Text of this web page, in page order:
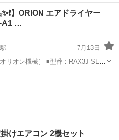
電
✨❗️】ORION エアドライヤー
A1 …
7月13日
リオン機械） ◾️型番：RAX3J-SE-
けエアコン 2機セット